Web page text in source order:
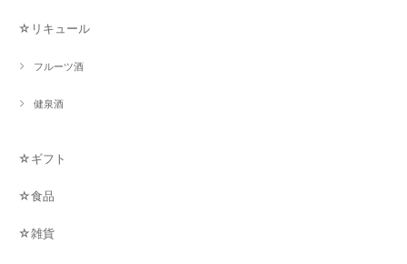
☆リキュール
フルーツ酒
健泉酒
☆ギフト
☆食品
☆雑貨